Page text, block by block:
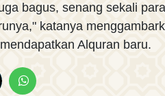
bagus, senang sekali
katanya
Alquran baru.